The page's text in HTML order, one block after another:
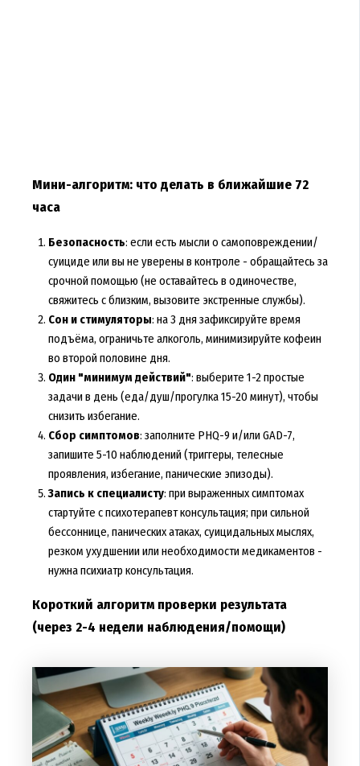
Мини-алгоритм: что делать в ближайшие 72
часа
Безопасность: если есть мысли о самоповреждении/
суициде или вы не уверены в контроле - обращайтесь за
срочной помощью (не оставайтесь в одиночестве,
свяжитесь с близким, вызовите экстренные службы).
Сон и стимуляторы: на 3 дня зафиксируйте время
подъёма, ограничьте алкоголь, минимизируйте кофеин
во второй половине дня.
Один "минимум действий": выберите 1-2 простые
задачи в день (еда/душ/прогулка 15-20 минут), чтобы
снизить избегание.
Сбор симптомов: заполните PHQ-9 и/или GAD-7,
запишите 5-10 наблюдений (триггеры, телесные
проявления, избегание, панические эпизоды).
Запись к специалисту: при выраженных симптомах
стартуйте с психотерапевт консультация; при сильной
бессоннице, панических атаках, суицидальных мыслях,
резком ухудшении или необходимости медикаментов -
нужна психиатр консультация.
Короткий алгоритм проверки результата
(через 2-4 недели наблюдения/помощи)